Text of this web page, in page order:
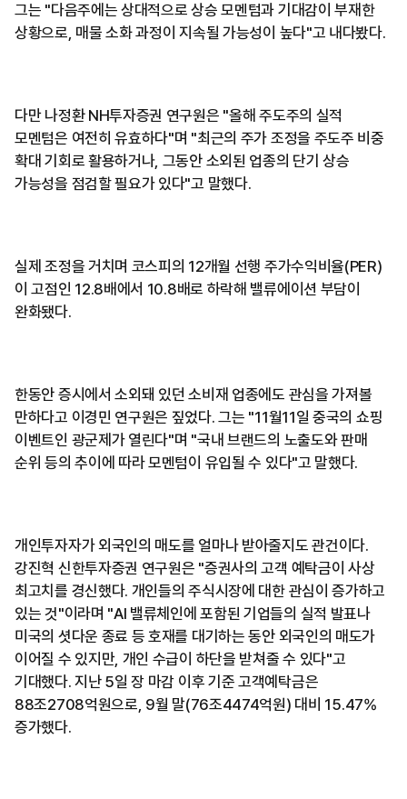
그는 "다음주에는 상대적으로 상승 모멘텀과 기대감이 부재한
상황으로, 매물 소화 과정이 지속될 가능성이 높다"고 내다봤다.
다만 나정환 NH투자증권 연구원은 "올해 주도주의 실적
모멘텀은 여전히 유효하다"며 "최근의 주가 조정을 주도주 비중
확대 기회로 활용하거나, 그동안 소외된 업종의 단기 상승
가능성을 점검할 필요가 있다"고 말했다.
실제 조정을 거치며 코스피의 12개월 선행 주가수익비율(PER)
이 고점인 12.8배에서 10.8배로 하락해 밸류에이션 부담이
완화됐다.
한동안 증시에서 소외돼 있던 소비재 업종에도 관심을 가져볼
만하다고 이경민 연구원은 짚었다. 그는 "11월11일 중국의 쇼핑
이벤트인 광군제가 열린다"며 "국내 브랜드의 노출도와 판매
순위 등의 추이에 따라 모멘텀이 유입될 수 있다"고 말했다.
개인투자자가 외국인의 매도를 얼마나 받아줄지도 관건이다.
강진혁 신한투자증권 연구원은 "증권사의 고객 예탁금이 사상
최고치를 경신했다. 개인들의 주식시장에 대한 관심이 증가하고
있는 것"이라며 "AI 밸류체인에 포함된 기업들의 실적 발표나
미국의 셧다운 종료 등 호재를 대기하는 동안 외국인의 매도가
이어질 수 있지만, 개인 수급이 하단을 받쳐줄 수 있다"고
기대했다. 지난 5일 장 마감 이후 기준 고객예탁금은
88조2708억원으로, 9월 말(76조4474억원) 대비 15.47%
증가했다.